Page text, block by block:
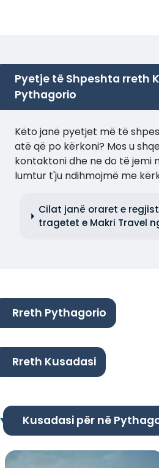
Pyetje të Shpeshta rreth
Pythagorio
Këto janë pyetjet më të
atë që po kërkoni? Mos u
kontaktoni dhe ne do të jemi
lumtur t'ju ndihmojmë me
Cilat janë oraret e
tragetet e Makri Travel
Rreth Pythagorio
Rreth Kusadasi
Kusadasi për në